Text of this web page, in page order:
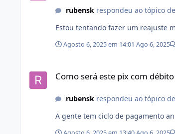
rubenskrespondeu ao tópico de
Estou tentando fazer um reajuste
Agosto 6, 2025 em 14:01 Ago 6, 2025
Como será este pix com
rubenskrespondeu ao tópico de
A gente tem ciclo de pagamento